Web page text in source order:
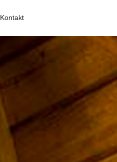
Kontakt